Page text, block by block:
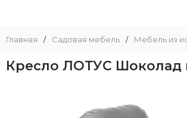
Главная / Садовая мебель / Мебель из
Кресло ЛОТУС Шоколад